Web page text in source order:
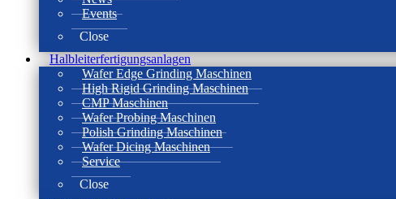
Events
Close
Halbleiterfertigungsanlagen
Wafer Edge Grinding Maschinen
High Rigid Grinding Maschinen
CMP Maschinen
Wafer Probing Maschinen
Polish Grinding Maschinen
Wafer Dicing Maschinen
Service
Close